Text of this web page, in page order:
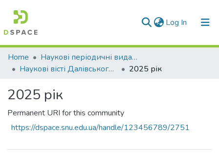
Log In (current)
Communities & Collections
All of DSpace
Statistics
Home
Наукові періодичні видання СНУ ім. В. Даля
Наукові вісті Далівського університету
2025 рік
2025 рік
Permanent URI for this community
https://dspace.snu.edu.ua/handle/123456789/2751